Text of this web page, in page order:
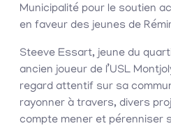
Municipalité pour le soutien
en faveur des jeunes de
Steeve Essart, jeune du
ancien joueur de l’USL
regard attentif sur sa
rayonner à travers, divers
compte mener et pérenniser